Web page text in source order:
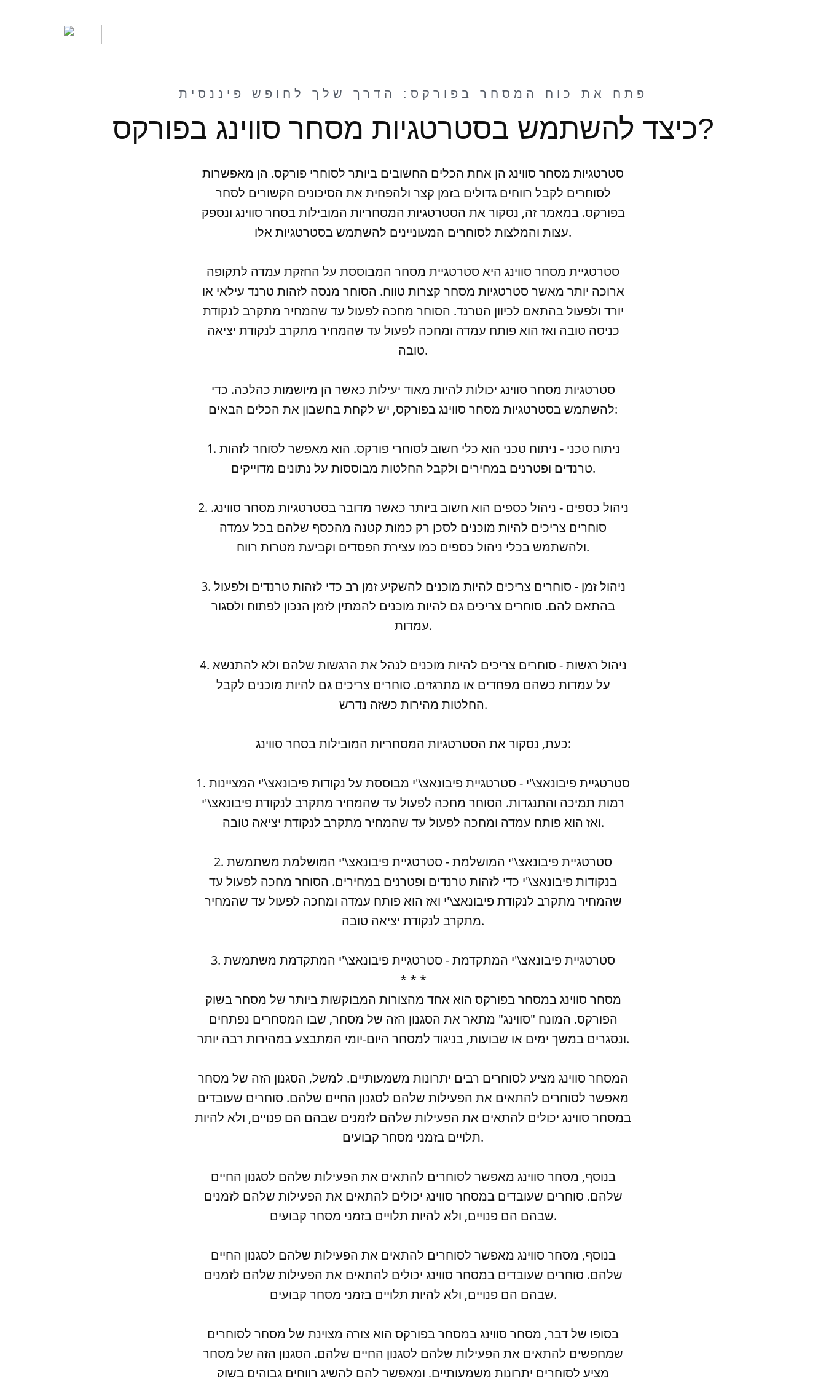
פתח את כוח המסחר בפורקס: הדרך שלך לחופש פיננסית
כיצד להשתמש בסטרטגיות מסחר סווינג בפורקס?
סטרטגיות מסחר סווינג הן אחת הכלים החשובים ביותר לסוחרי פורקס. הן מאפשרות
לסוחרים לקבל רווחים גדולים בזמן קצר ולהפחית את הסיכונים הקשורים לסחר
בפורקס. במאמר זה, נסקור את הסטרטגיות המסחריות המובילות בסחר סווינג ונספק
עצות והמלצות לסוחרים המעוניינים להשתמש בסטרטגיות אלו.
סטרטגיית מסחר סווינג היא סטרטגיית מסחר המבוססת על החזקת עמדה לתקופה
ארוכה יותר מאשר סטרטגיות מסחר קצרות טווח. הסוחר מנסה לזהות טרנד עילאי או
יורד ולפעול בהתאם לכיוון הטרנד. הסוחר מחכה לפעול עד שהמחיר מתקרב לנקודת
כניסה טובה ואז הוא פותח עמדה ומחכה לפעול עד שהמחיר מתקרב לנקודת יציאה
טובה.
סטרטגיות מסחר סווינג יכולות להיות מאוד יעילות כאשר הן מיושמות כהלכה. כדי
להשתמש בסטרטגיות מסחר סווינג בפורקס, יש לקחת בחשבון את הכלים הבאים:
1. ניתוח טכני - ניתוח טכני הוא כלי חשוב לסוחרי פורקס. הוא מאפשר לסוחר לזהות
טרנדים ופטרנים במחירים ולקבל החלטות מבוססות על נתונים מדוייקים.
2. ניהול כספים - ניהול כספים הוא חשוב ביותר כאשר מדובר בסטרטגיות מסחר סווינג.
סוחרים צריכים להיות מוכנים לסכן רק כמות קטנה מהכסף שלהם בכל עמדה
ולהשתמש בכלי ניהול כספים כמו עצירת הפסדים וקביעת מטרות רווח.
3. ניהול זמן - סוחרים צריכים להיות מוכנים להשקיע זמן רב כדי לזהות טרנדים ולפעול
בהתאם להם. סוחרים צריכים גם להיות מוכנים להמתין לזמן הנכון לפתוח ולסגור
עמדות.
4. ניהול רגשות - סוחרים צריכים להיות מוכנים לנהל את הרגשות שלהם ולא להתנשא
על עמדות כשהם מפחדים או מתרגזים. סוחרים צריכים גם להיות מוכנים לקבל
החלטות מהירות כשזה נדרש.
כעת, נסקור את הסטרטגיות המסחריות המובילות בסחר סווינג:
1. סטרטגיית פיבונאצ\'י - סטרטגיית פיבונאצ\'י מבוססת על נקודות פיבונאצ\'י המציינות
רמות תמיכה והתנגדות. הסוחר מחכה לפעול עד שהמחיר מתקרב לנקודת פיבונאצ\'י
ואז הוא פותח עמדה ומחכה לפעול עד שהמחיר מתקרב לנקודת יציאה טובה.
2. סטרטגיית פיבונאצ\'י המושלמת - סטרטגיית פיבונאצ\'י המושלמת משתמשת
בנקודות פיבונאצ\'י כדי לזהות טרנדים ופטרנים במחירים. הסוחר מחכה לפעול עד
שהמחיר מתקרב לנקודת פיבונאצ\'י ואז הוא פותח עמדה ומחכה לפעול עד שהמחיר
מתקרב לנקודת יציאה טובה.
3. סטרטגיית פיבונאצ\'י המתקדמת - סטרטגיית פיבונאצ\'י המתקדמת משתמשת
* * *
מסחר סווינג במסחר בפורקס הוא אחד מהצורות המבוקשות ביותר של מסחר בשוק
הפורקס. המונח "סווינג" מתאר את הסגנון הזה של מסחר, שבו המסחרים נפתחים
ונסגרים במשך ימים או שבועות, בניגוד למסחר היום-יומי המתבצע במהירות רבה יותר.
המסחר סווינג מציע לסוחרים רבים יתרונות משמעותיים. למשל, הסגנון הזה של מסחר
מאפשר לסוחרים להתאים את הפעילות שלהם לסגנון החיים שלהם. סוחרים שעובדים
במסחר סווינג יכולים להתאים את הפעילות שלהם לזמנים שבהם הם פנויים, ולא להיות
תלויים בזמני מסחר קבועים.
בנוסף, מסחר סווינג מאפשר לסוחרים להתאים את הפעילות שלהם לסגנון החיים
שלהם. סוחרים שעובדים במסחר סווינג יכולים להתאים את הפעילות שלהם לזמנים
שבהם הם פנויים, ולא להיות תלויים בזמני מסחר קבועים.
בנוסף, מסחר סווינג מאפשר לסוחרים להתאים את הפעילות שלהם לסגנון החיים
שלהם. סוחרים שעובדים במסחר סווינג יכולים להתאים את הפעילות שלהם לזמנים
שבהם הם פנויים, ולא להיות תלויים בזמני מסחר קבועים.
בסופו של דבר, מסחר סווינג במסחר בפורקס הוא צורה מצוינת של מסחר לסוחרים
שמחפשים להתאים את הפעילות שלהם לסגנון החיים שלהם. הסגנון הזה של מסחר
מציע לסוחרים יתרונות משמעותיים, ומאפשר להם להשיג רווחים גבוהים בשוק